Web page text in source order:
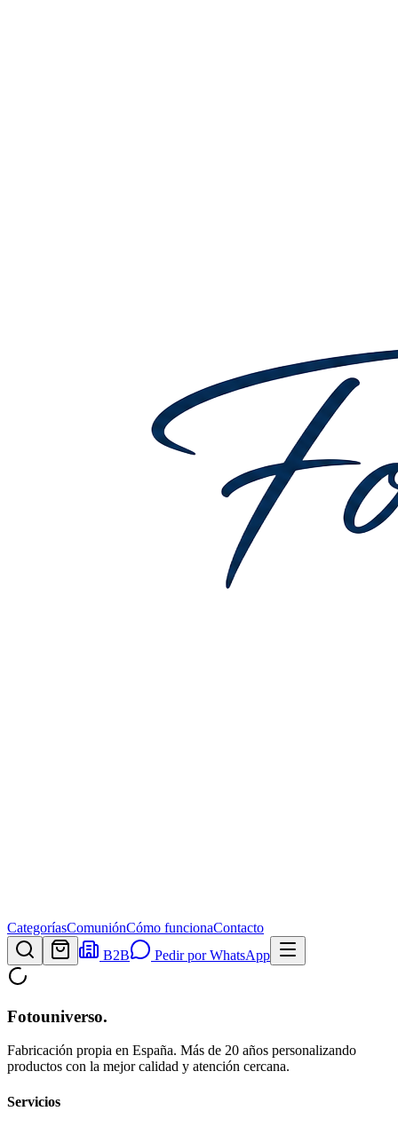
CategoríasComuniónCómo funcionaContacto
B2B
Pedir por WhatsApp
Fotouniverso.
Fabricación propia en España. Más de 20 años personalizando
productos con la mejor calidad y atención cercana.
Servicios